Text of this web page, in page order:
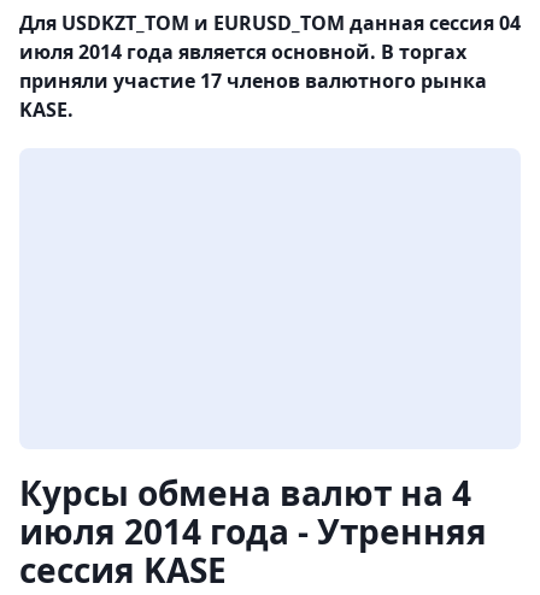
Для USDKZT_TOM и EURUSD_TOM данная сессия 04
июля 2014 года является основной. В торгах
приняли участие 17 членов валютного рынка
KASE.
Курсы обмена валют на 4
июля 2014 года - Утренняя
сессия KASE